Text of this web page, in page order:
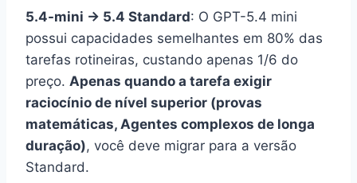
5.4-mini → 5.4 Standard: O GPT-5.4 mini
possui capacidades semelhantes em 80% das
tarefas rotineiras, custando apenas 1/6 do
preço. Apenas quando a tarefa exigir
raciocínio de nível superior (provas
matemáticas, Agentes complexos de longa
duração), você deve migrar para a versão
Standard.